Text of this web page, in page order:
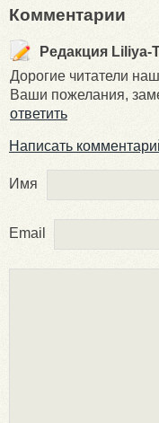
Комментарии
Редакция Liliya-
Дорогие читатели
Ваши пожелания,
ответить
Написать
Имя
Email